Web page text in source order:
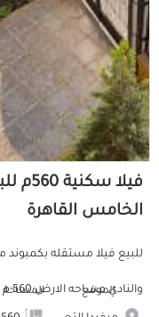
فيلا
الخامس القاهرة
والنادي مساحه الارض 560 م المباني ...
الموقع المساحة